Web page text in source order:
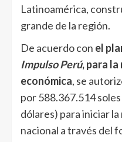
Latinoamérica,
grande de la región.
De acuerdo con el
Impulso Perú, para
económica, se
por 588.367.514
dólares) para iniciar
nacional a través del